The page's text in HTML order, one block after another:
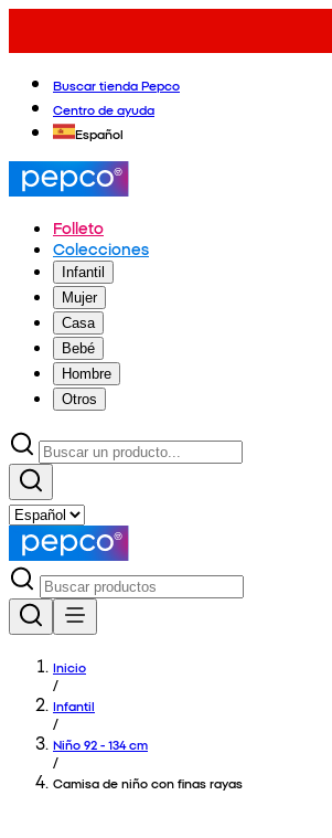
Buscar tienda Pepco
Centro de ayuda
Español
Folleto
Colecciones
Infantil
Mujer
Casa
Bebé
Hombre
Otros
Inicio
/
Infantil
/
Niño 92 - 134 cm
/
Camisa de niño con finas rayas